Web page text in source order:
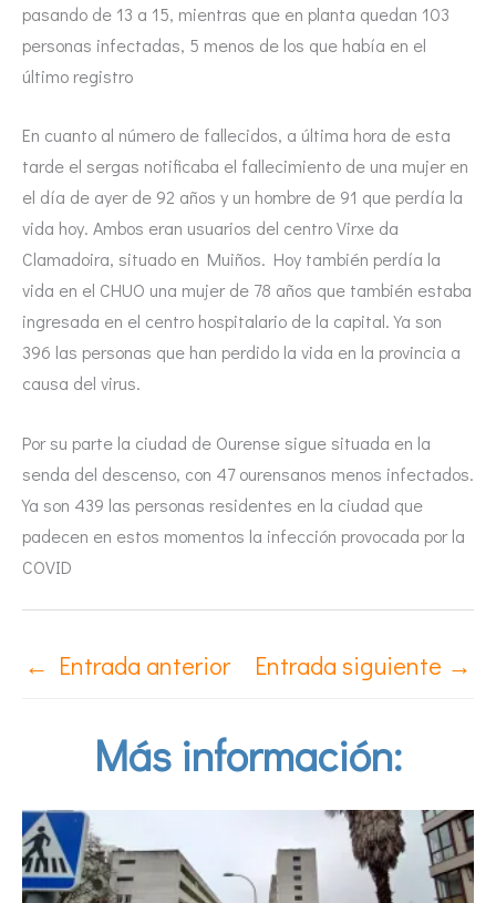
pasando de 13 a 15, mientras que en planta quedan 103
personas infectadas, 5 menos de los que había en el
último registro
En cuanto al número de fallecidos, a última hora de esta
tarde el sergas notificaba el fallecimiento de una mujer en
el día de ayer de 92 años y un hombre de 91 que perdía la
vida hoy. Ambos eran usuarios del centro Virxe da
Clamadoira, situado en Muiños. Hoy también perdía la
vida en el CHUO una mujer de 78 años que también estaba
ingresada en el centro hospitalario de la capital. Ya son
396 las personas que han perdido la vida en la provincia a
causa del virus.
Por su parte la ciudad de Ourense sigue situada en la
senda del descenso, con 47 ourensanos menos infectados.
Ya son 439 las personas residentes en la ciudad que
padecen en estos momentos la infección provocada por la
COVID
← Entrada anterior Entrada siguiente →
Más información: